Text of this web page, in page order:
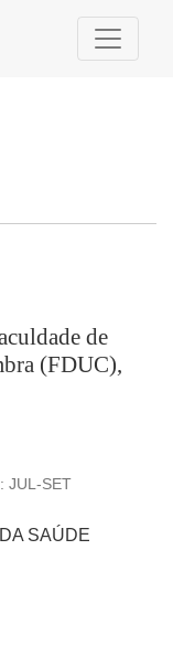
de
(FDUC),
JUL-SET
SAÚDE